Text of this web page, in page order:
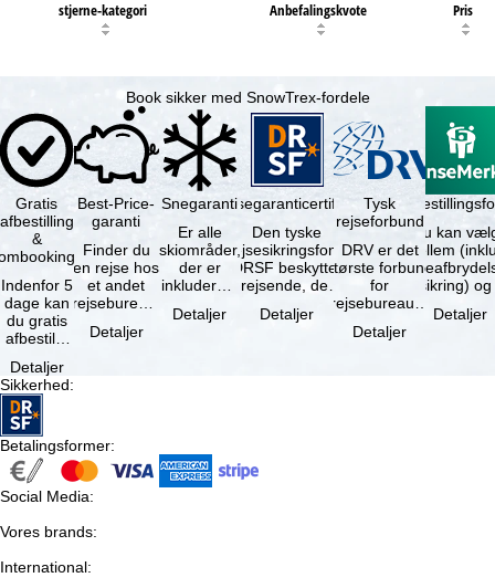
stjerne-kategori Anbefalingskvote Pris
Book sikker med SnowTrex-fordele
Gratis
afbestilling
&
Indenfor 5
dage kan
du gratis
afbestille
booking.
Det er
dog en …
Detaljer
Best-Price-
garanti
Finder du
en rejse hos
et andet
rejsebureau,
er billigere
Detaljer
Snegaranti
Er alle
skiområder,
der er
inkluderet i
bookede
Detaljer
Rejsegaranticertifikat
Den tyske
rejsesikringsfond
DRSF beskytter
rejsende, der
pakkerejse eller
Detaljer
Tysk
rejseforbund
DRV er det
største forbund
for
rejsebureauer
rejsearrangører
Detaljer
Du kan
mellem (inklusiv
Detaljer
Sikkerhed:
Betalingsformer:
Social Media:
Vores brands:
International: